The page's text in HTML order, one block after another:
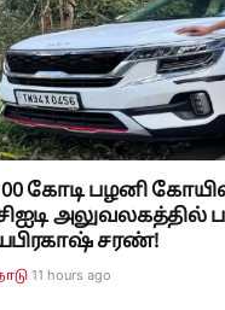
கோடி பழனி
அலுவலகத்தில்
சரண்!
11 hours ago